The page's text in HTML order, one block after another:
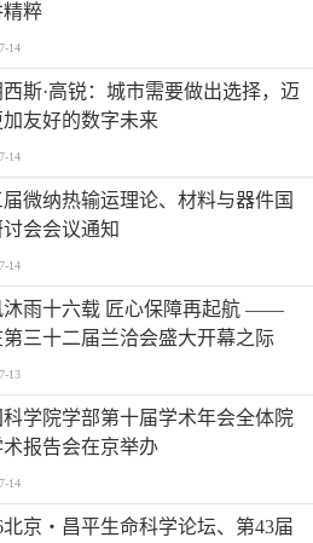
粹
14
西斯·高锐：城市需要做出选择，迈
加友好的数字未来
14
届微纳热输运理论、材料与器件国
讨会会议通知
14
沐雨十六载 匠心保障再起航 ——
第三十二届兰洽会盛大开幕之际
13
科学院学部第十届学术年会全体院
报告会在京举办
14
北京・昌平生命科学论坛、第43届